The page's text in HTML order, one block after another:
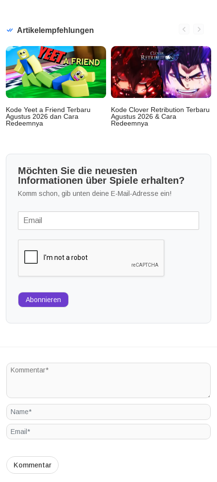
Artikelempfehlungen
Kode Yeet a Friend Terbaru
Agustus 2026 dan Cara
Redeemnya
Kode Clover Retribution Terbaru
Agustus 2026 & Cara
Redeemnya
Möchten Sie die neuesten
Informationen über Spiele erhalten?
Komm schon, gib unten deine E-Mail-Adresse ein!
Abonnieren